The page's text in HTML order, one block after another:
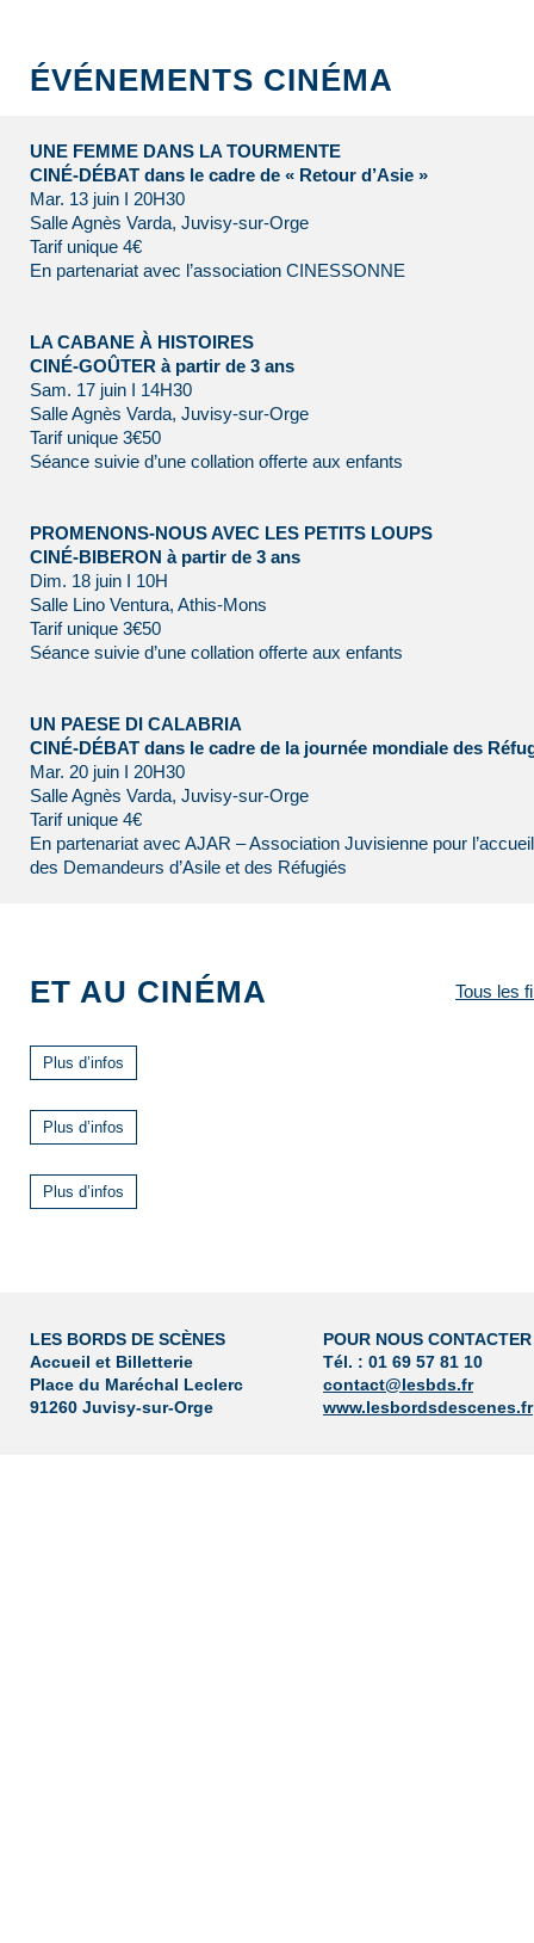
ÉVÉNEMENTS CINÉMA
UNE FEMME DANS LA TOURMENTE
CINÉ-DÉBAT dans le cadre de « Retour d’Asie »
Mar. 13 juin I 20H30
Salle Agnès Varda, Juvisy-sur-Orge
Tarif unique 4€
En partenariat avec l’association CINESSONNE
LA CABANE À HISTOIRES
CINÉ-GOÛTER à partir de 3 ans
Sam. 17 juin I 14H30
Salle Agnès Varda, Juvisy-sur-Orge
Tarif unique 3€50
Séance suivie d’une collation offerte aux enfants
PROMENONS-NOUS AVEC LES PETITS LOUPS
CINÉ-BIBERON à partir de 3 ans
Dim. 18 juin I 10H
Salle Lino Ventura, Athis-Mons
Tarif unique 3€50
Séance suivie d’une collation offerte aux enfants
UN PAESE DI CALABRIA
CINÉ-DÉBAT dans le cadre de la journée mondiale des
Mar. 20 juin I 20H30
Salle Agnès Varda, Juvisy-sur-Orge
Tarif unique 4€
En partenariat avec AJAR – Association Juvisienne pour l’accueil
des Demandeurs d’Asile et des Réfugiés
ET AU CINÉMA Tous les
Plus d’infos
Plus d’infos
Plus d’infos
LES BORDS DE SCÈNES
Accueil et Billetterie
Place du Maréchal Leclerc
91260 Juvisy-sur-Orge
POUR NOUS CONTACTER
Tél. : 01 69 57 81 10
contact@lesbds.fr
www.lesbordsdescenes.fr